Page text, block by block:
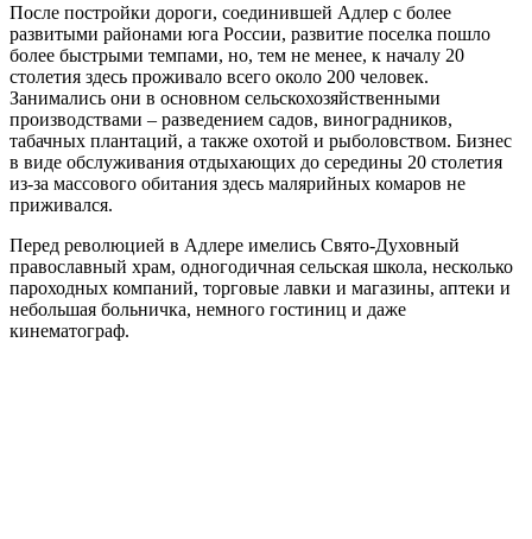
После постройки дороги, соединившей Адлер с более
развитыми районами юга России, развитие поселка пошло
более быстрыми темпами, но, тем не менее, к началу 20
столетия здесь проживало всего около 200 человек.
Занимались они в основном сельскохозяйственными
производствами – разведением садов, виноградников,
табачных плантаций, а также охотой и рыболовством. Бизнес
в виде обслуживания отдыхающих до середины 20 столетия
из-за массового обитания здесь малярийных комаров не
приживался.
Перед революцией в Адлере имелись Свято-Духовный
православный храм, одногодичная сельская школа, несколько
пароходных компаний, торговые лавки и магазины, аптеки и
небольшая больничка, немного гостиниц и даже
кинематограф.